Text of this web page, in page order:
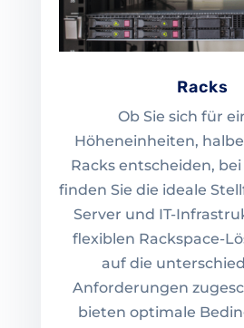
Racks
Ob Sie sich für
Höheneinheiten,
Racks entscheiden,
finden Sie die ideale
Server und IT-
flexiblen Rackspace-
auf die
Anforderungen
bieten optimale